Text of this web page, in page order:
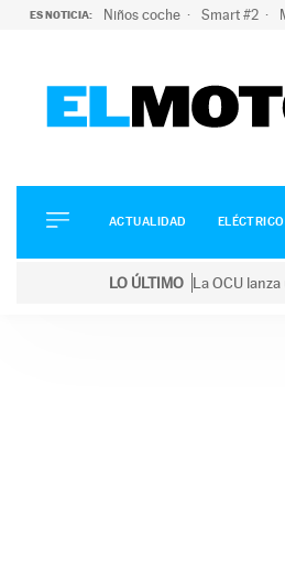
ES NOTICIA: Niños coche Smart #2
ELÉCTRICOS
CONDUCIR
ACTUALIDAD
LO ÚLTIMO La OCU